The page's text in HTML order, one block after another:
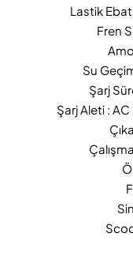
Lastik
Fren
Su
Şarj
Şarj Aleti :